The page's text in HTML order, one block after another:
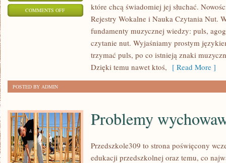
COMMENTS OFFON
które chcą świadomiej jej słuchać.
Rejestry Wokalne i Nauka Czytania Nut.
fundamenty muzycznej wiedzy: puls,
czytanie nut. Wyjaśniamy prostym
trzymać puls, po co istnieją znaki
Dzięki temu nawet ktoś, [ Read More ]
POSTED BY ADMIN
Problemy
Przedszkole309 to strona poświęcony
edukacji przedszkolnej oraz temu, co